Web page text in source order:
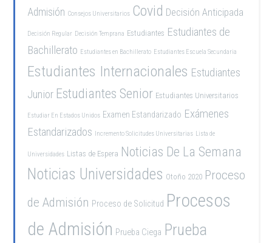
Admisión Consejos Universitarios Covid Decisión Anticipada
Decisión Regular Decisión Temprana Estudiantes Estudiantes de
Bachillerato Estudiantes en Bachillerato Estudiantes Escuela Secundaria
Estudiantes Internacionales Estudiantes
Junior Estudiantes Senior Estudiantes Universitarios
Estudiar En Estados Unidos Examen Estandarizado Exámenes
Estandarizados Incremento Solicitudes Universitarias Lista de
Universidades Listas de Espera Noticias De La Semana
Noticias Universidades Otoño 2020 Proceso
de Admisión Proceso de Solicitud Procesos
de Admisión Prueba Ciega Prueba